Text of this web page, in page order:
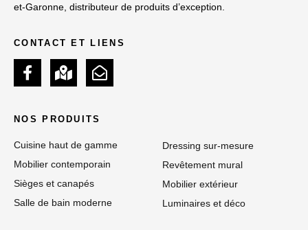
et-Garonne, distributeur de produits d’exception.
CONTACT ET LIENS
NOS PRODUITS
Cuisine haut de gamme
Mobilier contemporain
Sièges et canapés
Salle de bain moderne
Dressing sur-mesure
Revêtement mural
Mobilier extérieur
Luminaires et déco